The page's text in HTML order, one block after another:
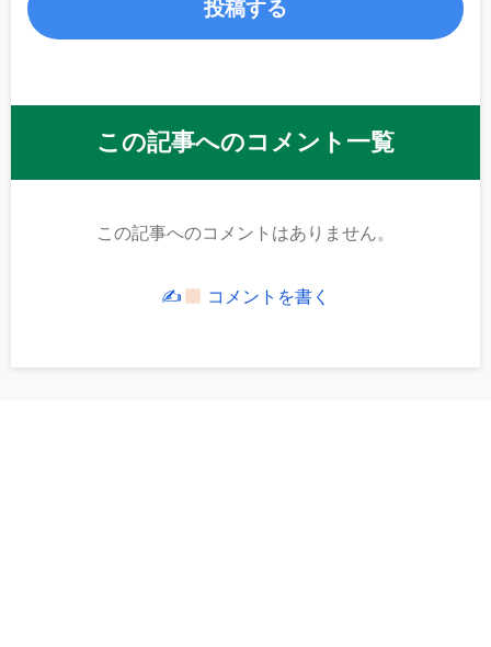
この記事へのコメント一覧
この記事へのコメントはありません。
✍ コメントを書く